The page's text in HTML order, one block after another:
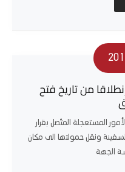
من تاريخ فتح
المستعجلة المتّصل بقرار
ونقل حمولتها الى مكان
الجهة